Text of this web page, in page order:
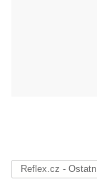
Reflex.cz -